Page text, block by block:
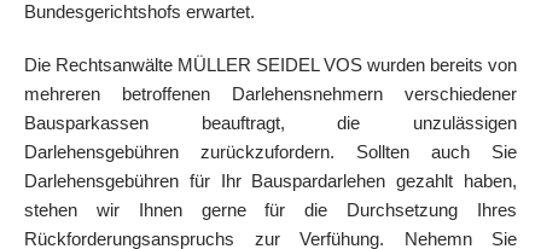
Bundesgerichtshofs erwartet.
Die Rechtsanwälte MÜLLER SEIDEL VOS wurden bereits von
mehreren betroffenen Darlehensnehmern verschiedener
Bausparkassen beauftragt, die unzulässigen
Darlehensgebühren zurückzufordern. Sollten auch Sie
Darlehensgebühren für Ihr Bauspardarlehen gezahlt haben,
stehen wir Ihnen gerne für die Durchsetzung Ihres
Rückforderungsanspruchs zur Verfühung. Nehemn Sie